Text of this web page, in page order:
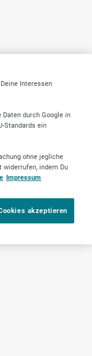
Interessen
durch Google in
Standards ein
ohne jegliche
widerrufen, indem Du
Impressum
akzeptieren